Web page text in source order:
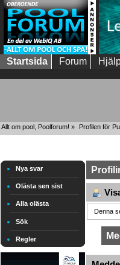
Startsida Forum
Allt om pool, Poolforum! » Profilen för
Nya svar
Olästa sen sist
Alla olästa
Sök
Regler
Denna